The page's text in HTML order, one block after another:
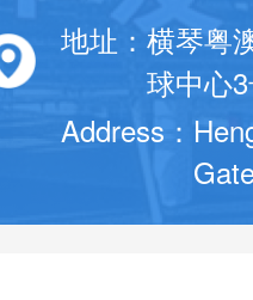
项目
我们
地址： 横琴粤
球中心
Address：